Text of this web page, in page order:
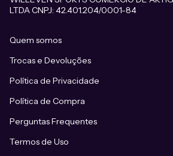
LTDA CNPJ: 42.401.204/0001-84
Quem somos
Trocas e Devoluções
Política de Privacidade
Política de Compra
Perguntas Frequentes
Termos de Uso